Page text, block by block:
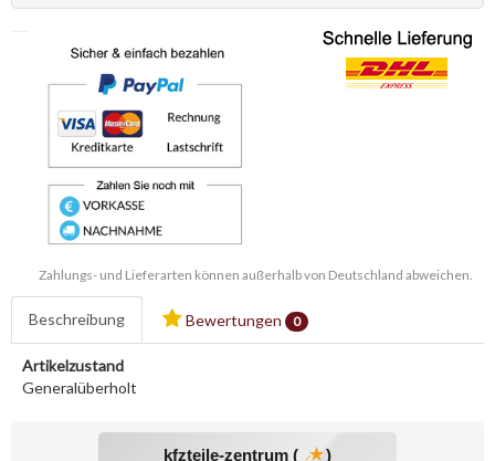
Zahlungs- und Lieferarten können außerhalb von Deutschland abweichen.
Beschreibung Bewertungen 0
Artikelzustand
Generalüberholt
kfzteile-zentrum ( )